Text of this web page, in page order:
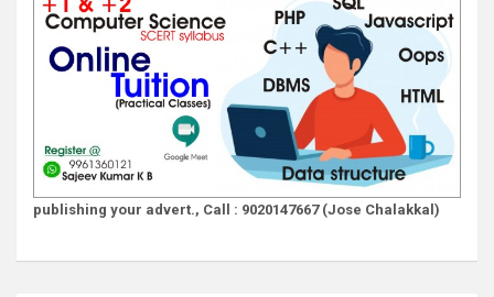
publishing your advert., Call : 9020147667 (Jose Chalakkal)